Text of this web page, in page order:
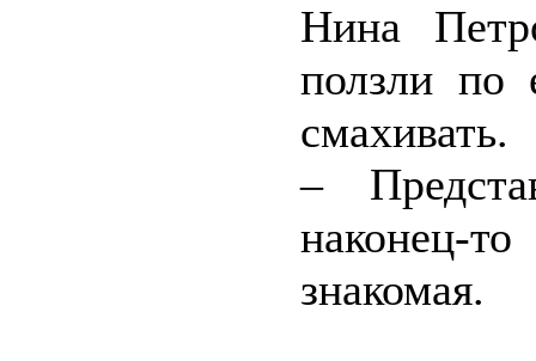
Нина
ползли по
смахивать.
–
наконец-
знакомая.